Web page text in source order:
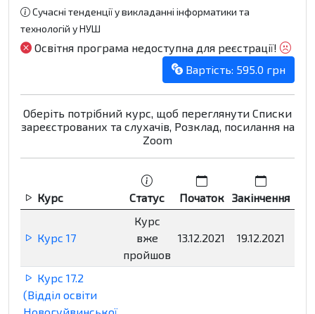
Сучасні тенденції у викладанні інформатики та
технологій у НУШ
Освітня програма недоступна для реєстрації!
Вартість: 595.0 грн
Оберіть потрібний курс, щоб переглянути Списки
зареєстрованих та слухачів, Розклад, посилання на
Zoom
Курс Статус Початок Закінчення
Курс 17
Курс
вже
пройшов
13.12.2021 19.12.2021
Курс 17.2
(Відділ освіти